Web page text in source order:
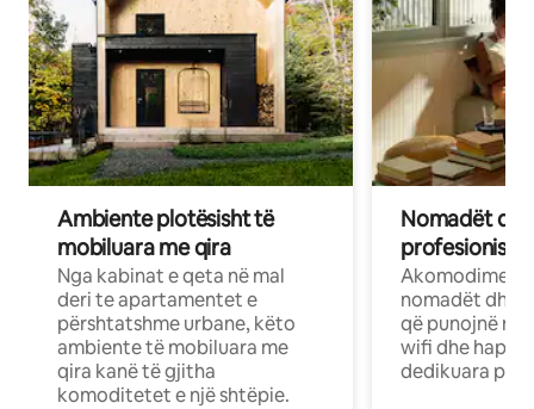
Ambiente plotësisht të
mobiluara me qira
Nga kabinat e qeta në mal
deri te apartamentet e
përshtatshme urbane, këto
ambiente të mobiluara me
qira kanë të gjitha
komoditetet e një shtëpie.
Nomadët
Akomodime
nomadët dhe
që punojnë në
wifi dhe
dedikuara